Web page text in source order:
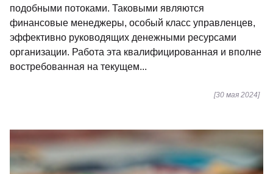
подобными потоками. Таковыми являются
финансовые менеджеры, особый класс управленцев,
эффективно руководящих денежными ресурсами
организации. Работа эта квалифицированная и вполне
востребованная на текущем...
[30 мая 2024]